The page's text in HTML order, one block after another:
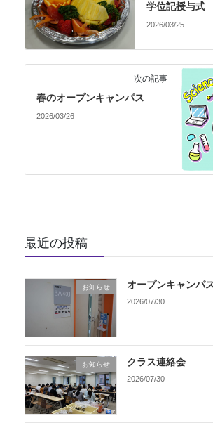
学位記授与式
2026/03/25
次の記事
春のオープンキャンパス
2026/03/26
最近の投稿
お知らせ オープンキャンパ
2026/07/30
お知らせ クラス連絡会
2026/07/30